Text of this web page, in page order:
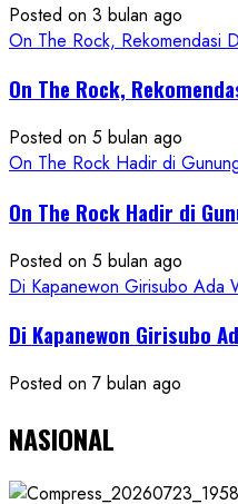
ROCK
Gunungkidul
Konsep
Padukan
Keindahan
dan
Wisata
Kekinian
Posted on 3 bulan ago
On The Rock, Rekomendasi
On The Rock,
Posted on 5 bulan ago
On The Rock Hadir di
On The Rock Hadir di
Posted on 5 bulan ago
Di Kapanewon Girisubo Ada
Di Kapanewon Girisubo
Posted on 7 bulan ago
NASIONAL